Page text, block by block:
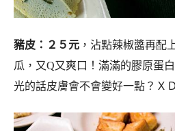
豬皮：２５元 ，沾點辣椒醬再配
瓜，又Q又爽口！滿滿的膠原蛋
光的話皮膚會不會變好一點？ＸＤ